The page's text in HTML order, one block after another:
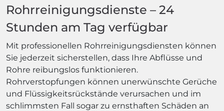
Rohrreinigungsdienste – 24
Stunden am Tag verfügbar
Mit professionellen Rohrreinigungsdiensten können
Sie jederzeit sicherstellen, dass Ihre Abflüsse und
Rohre reibungslos funktionieren.
Rohrverstopfungen können unerwünschte Gerüche
und Flüssigkeitsrückstände verursachen und im
schlimmsten Fall sogar zu ernsthaften Schäden an